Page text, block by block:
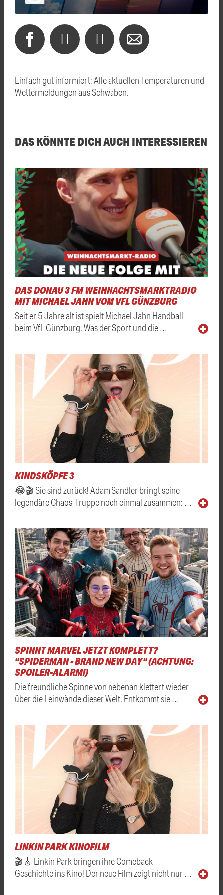
Einfach gut informiert: Alle aktuellen Temperaturen und
Wettermeldungen aus Schwaben.
DAS KÖNNTE DICH AUCH INTERESSIEREN
DAS DONAU 3 FM WEIHNACHTSMARKTRADIO
MIT MICHAEL JAHN VOM VFL GÜNZBURG
Seit er 5 Jahre alt ist spielt Michael Jahn Handball
beim VfL Günzburg. Was der Sport und die …
KINDSKÖPFE 3
😂🎬 Sie sind zurück! Adam Sandler bringt seine
legendäre Chaos-Truppe noch einmal zusammen: …
SPINNT MARVEL JETZT KOMPLETT?
"SPIDERMAN - BRAND NEW DAY" (ACHTUNG:
SPOILER-ALARM!)
Die freundliche Spinne von nebenan klettert wieder
über die Leinwände dieser Welt. Entkommt sie …
LINKIN PARK KINOFILM
🎬🎸 Linkin Park bringen ihre Comeback-
Geschichte ins Kino! Der neue Film zeigt nicht nur …